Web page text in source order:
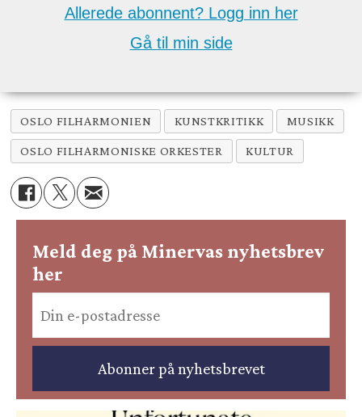
Allerede abonnent? Logg inn her
Gå til min side
OSLO FILHARMONIEN KUNSTKRITIKK MUSIKK
OSLO FILHARMONISKE ORKESTER KULTUR
Meld deg på Minervas nyhetsbrev
her